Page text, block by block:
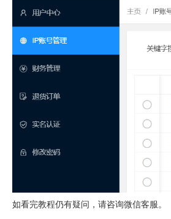
如看完教程仍有疑问，请咨询微信客服。